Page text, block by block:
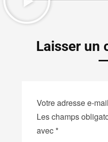
Laisser un
Votre adresse e-
Les champs
avec *